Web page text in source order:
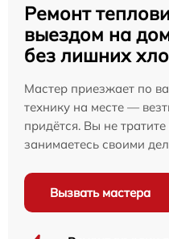
Ремонт
выездом на
без лишних
Мастер приезжает по
технику на месте —
придётся. Вы не
занимаетесь своими
Вызвать мастера